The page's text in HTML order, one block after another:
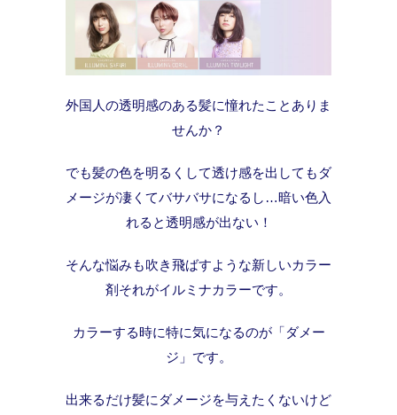
外国人の透明感のある髪に憧れたことありま
せんか？
でも髪の色を明るくして透け感を出してもダ
メージが凄くてバサバサになるし…暗い色入
れると透明感が出ない！
そんな悩みも吹き飛ばすような新しいカラー
剤それがイルミナカラーです。
カラーする時に特に気になるのが「ダメー
ジ」です。
出来るだけ髪にダメージを与えたくないけど